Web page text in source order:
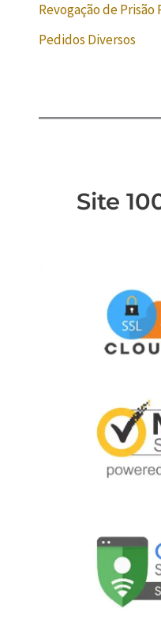
Revogação de
Pedidos Diversos
Site